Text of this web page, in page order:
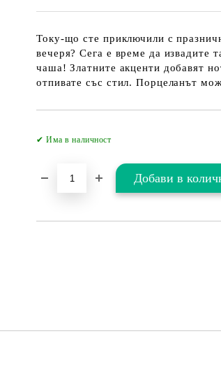
Току-що сте приключили с
вечеря? Сега е време да извадите
чаша! Златните акценти добавят
отпивате със стил. Порцеланът
✔ Има в наличност